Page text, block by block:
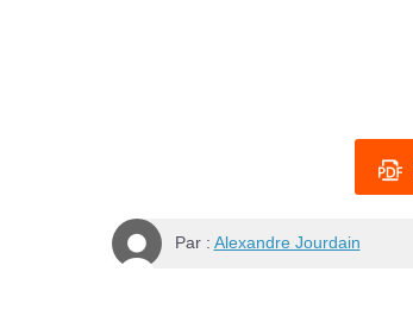
Par : Alexandre Jourdain